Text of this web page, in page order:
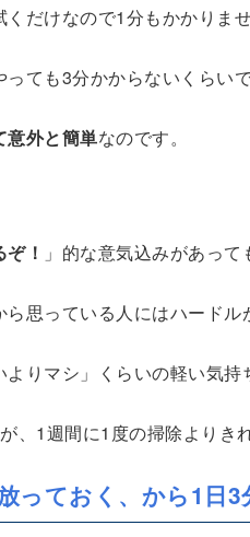
だけなので1分もかかりませ
ても3分かからないくらいで
意外と簡単なのです。
！ 」的な意気込みがあって
思っている人にはハードル
りマシ」くらいの軽い気持
、1週間に1度の掃除よりき
っておく、から1日3